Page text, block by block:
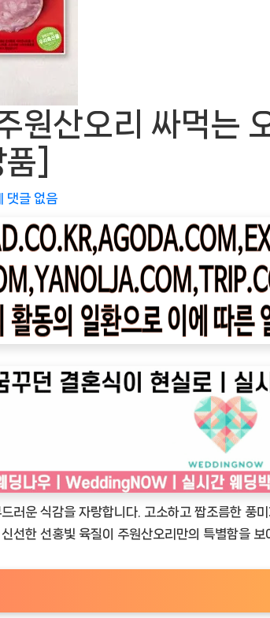
원산오리 싸먹는
]
]
댓글 없음
러운 식감을 자랑합니다. 고소하고 짭조름한 풍
선한 선홍빛 육질이 주원산오리만의 특별함을 보